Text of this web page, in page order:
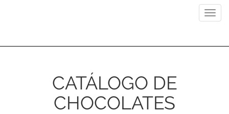
CATÁLOGO DE
CHOCOLATES
Next